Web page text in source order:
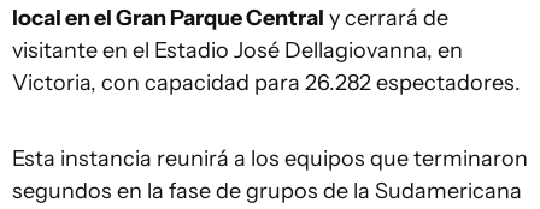
local en el Gran Parque Central y cerrará de
visitante en el Estadio José Dellagiovanna, en
Victoria, con capacidad para 26.282 espectadores.
Esta instancia reunirá a los equipos que terminaron
segundos en la fase de grupos de la Sudamericana